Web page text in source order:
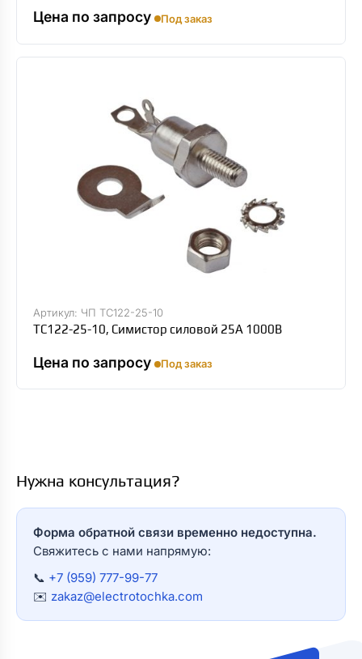
Цена по запросу Под заказ
Артикул: ЧП ТС122-25-10
ТС122-25-10, Симистор силовой 25А 1000В
Цена по запросу Под заказ
Нужна консультация?
Форма обратной связи временно недоступна.
Свяжитесь с нами напрямую:
📞 +7 (959) 777-99-77
✉️ zakaz@electrotochka.com